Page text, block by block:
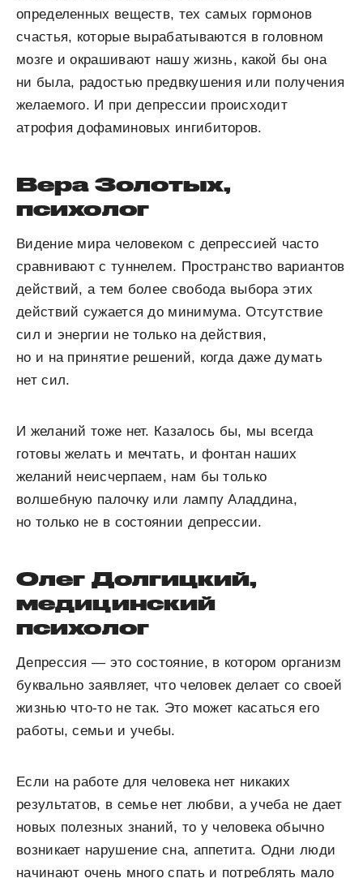
определенных веществ, тех самых гормонов
счастья, которые вырабатываются в головном
мозге и окрашивают нашу жизнь, какой бы она
ни была, радостью предвкушения или получения
желаемого. И при депрессии происходит
атрофия дофаминовых ингибиторов.
Вера Золотых,
психолог
Видение мира человеком с депрессией часто
сравнивают с туннелем. Пространство вариантов
действий, а тем более свобода выбора этих
действий сужается до минимума. Отсутствие
сил и энергии не только на действия,
но и на принятие решений, когда даже думать
нет сил.
И желаний тоже нет. Казалось бы, мы всегда
готовы желать и мечтать, и фонтан наших
желаний неисчерпаем, нам бы только
волшебную палочку или лампу Аладдина,
но только не в состоянии депрессии.
Олег Долгицкий,
медицинский
психолог
Депрессия — это состояние, в котором организм
буквально заявляет, что человек делает со своей
жизнью что-то не так. Это может касаться его
работы, семьи и учебы.
Если на работе для человека нет никаких
результатов, в семье нет любви, а учеба не дает
новых полезных знаний, то у человека обычно
возникает нарушение сна, аппетита. Одни люди
начинают очень много спать и потреблять мало